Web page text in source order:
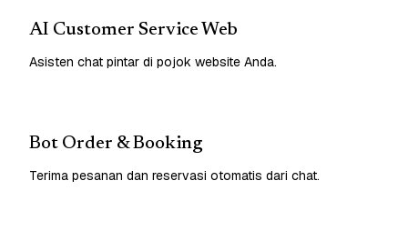
AI Customer Service Web
Asisten chat pintar di pojok website Anda.
Bot Order & Booking
Terima pesanan dan reservasi otomatis dari chat.